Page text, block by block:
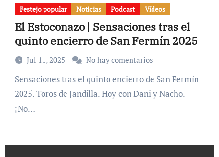
Festejo popular Noticias Podcast Vídeos
El Estoconazo | Sensaciones tras el
quinto encierro de San Fermín 2025
Jul 11, 2025 No hay comentarios
Sensaciones tras el quinto encierro de San Fermín
2025. Toros de Jandilla. Hoy con Dani y Nacho.
¡No…